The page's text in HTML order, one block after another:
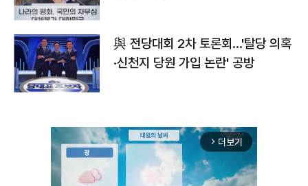
與 전당대회 2차 토론회…'탈당 의혹
·신천지 당원 가입 논란' 공방
arrow_forward_ios 더보기